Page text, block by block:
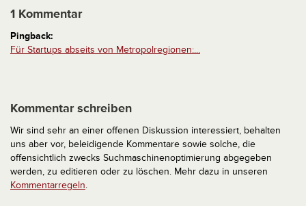
1 Kommentar
Pingback:
Für Startups abseits von Metropolregionen:...
Kommentar schreiben
Wir sind sehr an einer offenen Diskussion interessiert, behalten
uns aber vor, beleidigende Kommentare sowie solche, die
offensichtlich zwecks Suchmaschinenoptimierung abgegeben
werden, zu editieren oder zu löschen. Mehr dazu in unseren
Kommentarregeln.